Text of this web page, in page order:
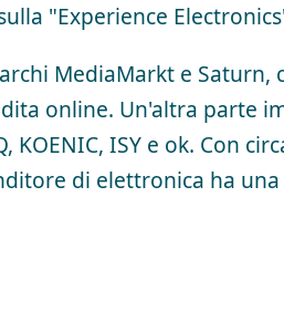
"Experience
MediaMarkt e Saturn,
online. Un'altra parte
ISY e ok. Con
di elettronica ha